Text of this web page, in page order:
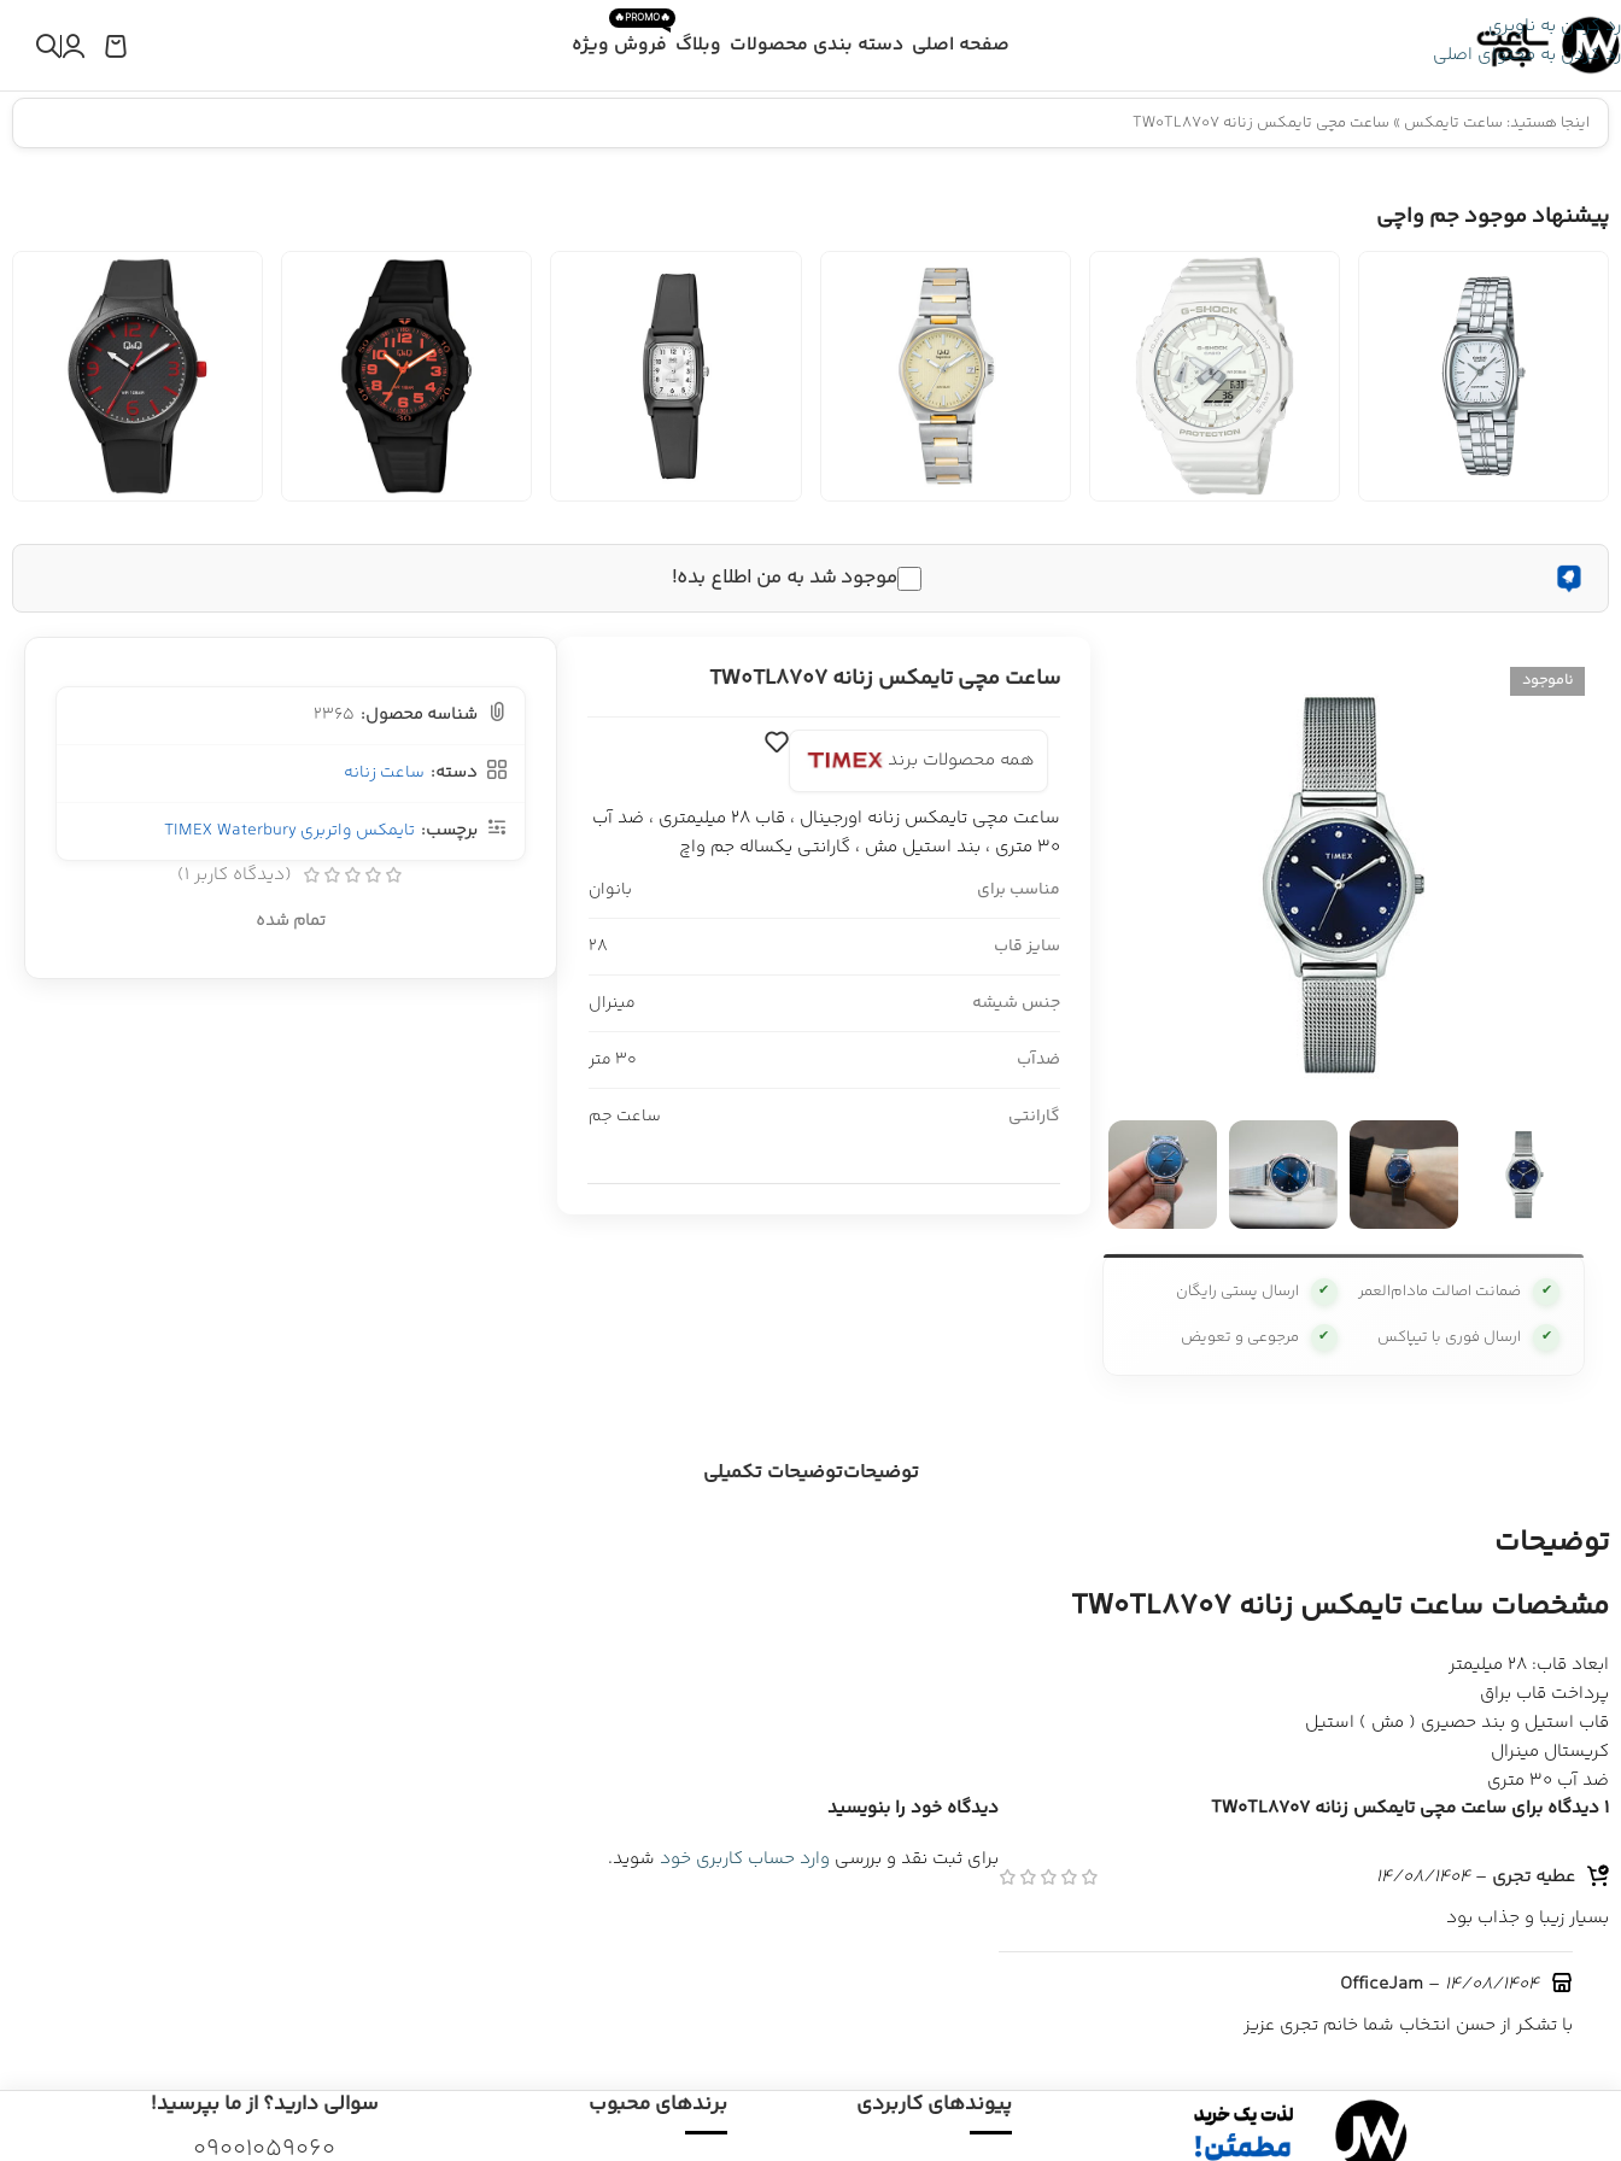
رد کردن به ناوبری
رد کردن به محتوای اصلی
صفحه اصلی دسته بندی محصولات وبلاگ فروش ویژه
🔥PROMO🔥
اینجا هستید: ساعت تایمکس » ساعت مچی تایمکس زنانه TW0TL8707
پیشنهاد موجود جم واچی
موجود شد به من اطلاع بده!
ناموجود
✔ ضمانت اصالت مادام‌العمر ✔ ارسال پستی رایگان
✔ ارسال فوری با تیپاکس ✔ مرجوعی و تعویض
ساعت مچی تایمکس زنانه TW0TL8707
همه محصولات برند
ساعت مچی تایمکس زنانه اورجینال ، قاب 28 میلیمتری ، ضد آب
30 متری ، بند استیل مش ، گارانتی یکساله جم واچ
مناسب برای بانوان
سایز قاب 28
جنس شیشه مینرال
ضدآب 30 متر
گارانتی ساعت جم
شناسه محصول: 2365
دسته: ساعت زنانه
برچسب: تایمکس واتربری TIMEX Waterbury
(دیدگاه کاربر 1
)
تمام شده
توضیحاتتوضیحات تکمیلی
توضیحات
مشخصات ساعت تایمکس زنانه TW0TL8707
ابعاد قاب: 28 میلیمتر
پرداخت قاب براق
قاب استیل و بند حصیری ( مش ) استیل
کریستال مینرال
ضد آب 30 متری
1 دیدگاه برای
ساعت مچی تایمکس زنانه TW0TL8707
عطیه تجری –
14/08/1404
بسیار زیبا و جذاب بود
OfficeJam
– 14/08/1404
با تشکر از حسن انتخاب شما خانم تجری عزیز
دیدگاه خود را بنویسید
برای ثبت نقد و بررسی وارد حساب کاربری خود شوید.
پیوندهای کاربردی برندهای محبوب سوالی دارید؟ از ما بپرسید!
09001059060